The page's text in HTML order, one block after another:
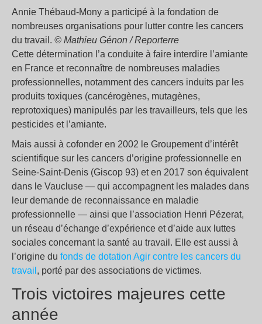
Annie Thébaud-Mony a participé à la fondation de
nombreuses organisations pour lutter contre les cancers
du travail. © Mathieu Génon / Reporterre
Cette détermination l’a conduite à faire interdire l’amiante
en France et reconnaître de nombreuses maladies
professionnelles, notamment des cancers induits par les
produits toxiques (cancérogènes, mutagènes,
reprotoxiques) manipulés par les travailleurs, tels que les
pesticides et l’amiante.
Mais aussi à cofonder en 2002 le Groupement d’intérêt
scientifique sur les cancers d’origine professionnelle en
Seine-Saint-Denis (Giscop 93) et en 2017 son équivalent
dans le Vaucluse — qui accompagnent les malades dans
leur demande de reconnaissance en maladie
professionnelle — ainsi que l’association Henri Pézerat,
un réseau d’échange d’expérience et d’aide aux luttes
sociales concernant la santé au travail. Elle est aussi à
l’origine du fonds de dotation Agir contre les cancers du
travail , porté par des associations de victimes.
Trois victoires majeures cette
année